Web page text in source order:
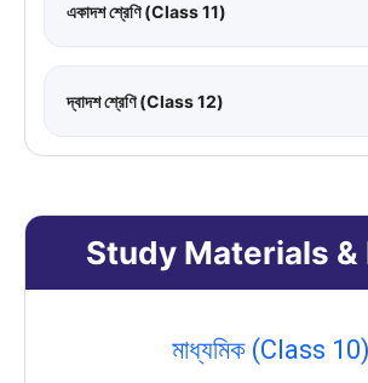
একাদশ শ্রেণি (Class 11)
দ্বাদশ শ্রেণি (Class 12)
Study Materials &
মাধ্যমিক (Class 10)